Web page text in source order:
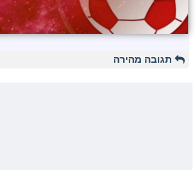
תגובה מהירה